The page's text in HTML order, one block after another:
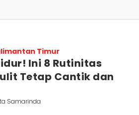
Timur
Ini 8 Rutinitas
Tetap Cantik dan
Samarinda